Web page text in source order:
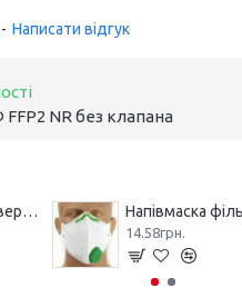
NR без клапана
- Написати відгук
Напівмаска універсальна МІКРОН НМ
14.58грн.